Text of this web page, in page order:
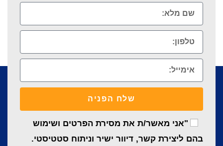
"אני מאשר/ת את מסירת הפרטים ושימוש
בהם ליצירת קשר, דיוור ישיר וניתוח סטטיסטי.
שלח הפניה